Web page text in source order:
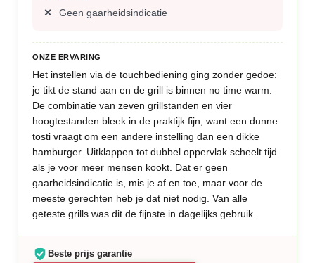
Geen gaarheidsindicatie
ONZE ERVARING
Het instellen via de touchbediening ging zonder gedoe:
je tikt de stand aan en de grill is binnen no time warm.
De combinatie van zeven grillstanden en vier
hoogtestanden bleek in de praktijk fijn, want een dunne
tosti vraagt om een andere instelling dan een dikke
hamburger. Uitklappen tot dubbel oppervlak scheelt tijd
als je voor meer mensen kookt. Dat er geen
gaarheidsindicatie is, mis je af en toe, maar voor de
meeste gerechten heb je dat niet nodig. Van alle
geteste grills was dit de fijnste in dagelijks gebruik.
Beste prijs garantie